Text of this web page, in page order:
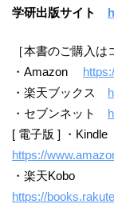
学研出版サイト
［本書のご購入は
・Amazon
・楽天ブックス
・セブンネット
[ 電子版 ] ・Kindle
https://
・楽天Kobo
https://